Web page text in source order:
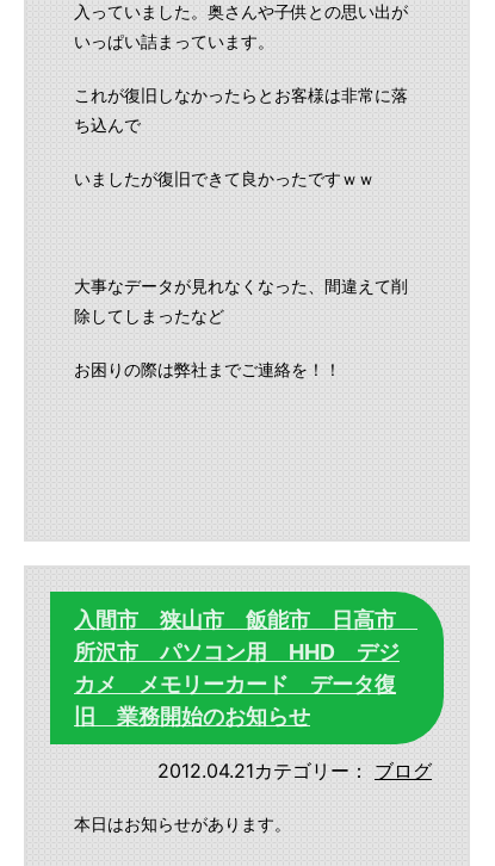
入っていました。奥さんや子供との思い出が
いっぱい詰まっています。
これが復旧しなかったらとお客様は非常に落
ち込んで
いましたが復旧できて良かったですｗｗ
大事なデータが見れなくなった、間違えて削
除してしまったなど
お困りの際は弊社までご連絡を！！
入間市 狭山市 飯能市 日高市
所沢市 パソコン用 HHD デジ
カメ メモリーカード データ復
旧 業務開始のお知らせ
2012.04.21カテゴリー： ブログ
本日はお知らせがあります。